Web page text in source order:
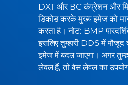
DXT और BC कंप्रेशन और
डिकोड करके मुख्य इमेज को
करता है। नोट: BMP
इसलिए तुम्हारी DDS में
इमेज में बदल जाएगा। अगर
लेवल हैं, तो बेस लेवल का उपयोग